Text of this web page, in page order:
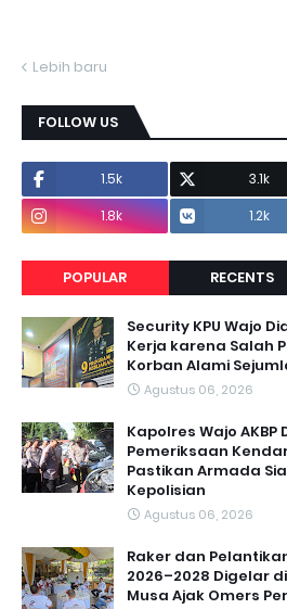
Lebih baru
FOLLOW US
1.5k 3.1k
1.8k
1.2k
POPULAR RECENTS
Security KPU Wajo
Kerja karena Salah
Korban Alami
Agustus 06, 2026
Kapolres Wajo AKBP
Pemeriksaan
Pastikan Armada
Kepolisian
Agustus 06, 2026
Raker dan
2026–2028 Digelar
Musa Ajak Omers